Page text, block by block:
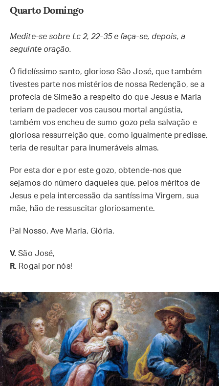
Quarto Domingo
Medite-se sobre Lc 2, 22-35 e faça-se, depois, a
seguinte oração.
Ó fidelíssimo santo, glorioso São José, que também
tivestes parte nos mistérios de nossa Redenção, se a
profecia de Simeão a respeito do que Jesus e Maria
teriam de padecer vos causou mortal angústia,
também vos encheu de sumo gozo pela salvação e
gloriosa ressurreição que, como igualmente predisse,
teria de resultar para inumeráveis almas.
Por esta dor e por este gozo, obtende-nos que
sejamos do número daqueles que, pelos méritos de
Jesus e pela intercessão da santíssima Virgem, sua
mãe, hão de ressuscitar gloriosamente.
Pai Nosso, Ave Maria, Glória.
V. São José,
R. Rogai por nós!